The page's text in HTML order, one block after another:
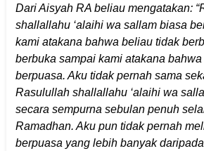
Dari Aisyah RA beliau mengatakan:
shallallahu ‘alaihi wa sallam biasa
kami atakana bahwa beliau tidak
berbuka sampai kami atakana
berpuasa. Aku tidak pernah sama
Rasulullah shallallahu ‘alaihi wa
secara sempurna sebulan penuh
Ramadhan. Aku pun tidak pernah
berpuasa yang lebih banyak